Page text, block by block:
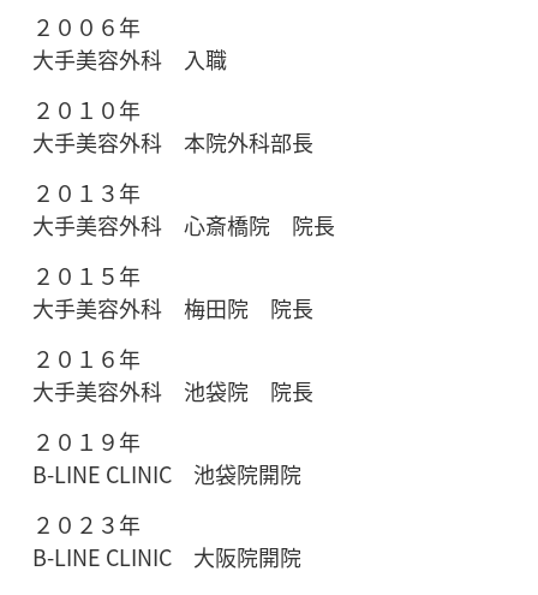
２００６年
大手美容外科 入職
２０１０年
大手美容外科 本院外科部長
２０１３年
大手美容外科 心斎橋院 院長
２０１５年
大手美容外科 梅田院 院長
２０１６年
大手美容外科 池袋院 院長
２０１９年
B-LINE CLINIC 池袋院開院
２０２３年
B-LINE CLINIC 大阪院開院